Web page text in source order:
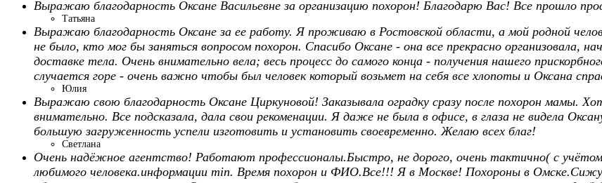
Выражаю благодарность Оксане Васильевне за организацию похорон! Благодарю Вас! Все прошло
Татьяна
Выражаю благодарность Оксане за ее работу. Я проживаю в Ростовской области, а мой родной
не было, кто мог бы заняться вопросом похорон. Спасибо Оксане - она все прекрасно организовала,
доставке тела. Очень внимательно вела; весь процесс до самого конца - получения нашего
случается горе - очень важно чтобы был человек который возьмет на себя все хлопоты и Оксана
Юлия
Выражаю свою благодарность Оксане Циркуновой! Заказывала оградку сразу после похорон мамы.
внимательно. Все подсказала, дала свои рекоменации. Я даже не была в офисе, в глаза не видела
большую загруженность успели изготовить и установить своевременно. Желаю всех благ!
Светлана
Очень надёжное агентство! Работают профессионалы.Быстро, не дорого, очень тактично( с
любимого человека.информации min. Время похорон и ФИО.Все!!! Я в Москве! Похороны в